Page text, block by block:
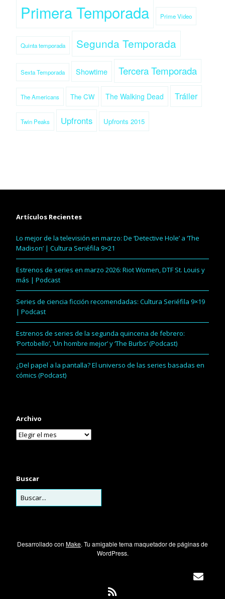
Primera Temporada Prime Video
Quinta temporada Segunda Temporada
Sexta Temporada Showtime Tercera Temporada
The Americans The CW The Walking Dead Tráiler
Twin Peaks Upfronts Upfronts 2015
Artículos Recientes
Lo mejor de la televisión en marzo: De ‘Detective Hole’ a ‘The
Madison’ | Cultura Seriéfila 9×21
Estrenos de series en marzo 2026: Riot Women, DTF St. Louis y
más | Podcast
Series de ciencia ficción recomendadas: Cultura Seriéfila 9×19
| Podcast
Estrenos de series de la segunda quincena de febrero:
‘Portobello’, ‘Un hombre mejor’ y ‘The Burbs’ (Podcast)
¿Del papel a la pantalla? El universo de las series basadas en
cómics (Podcast)
Archivo
Buscar
Desarrollado con Make. Tu amigable tema maquetador de páginas de
WordPress.